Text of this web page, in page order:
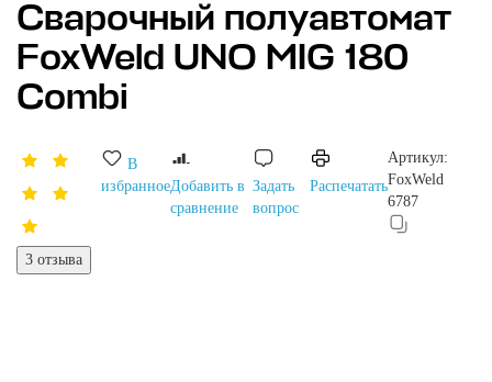
Сварочный полуавтомат
FoxWeld UNO MIG 180
Combi
3 отзыва
В
избранноеДобавить в
сравнение
Задать
вопрос
Распечатать
Артикул:
FoxWeld
6787